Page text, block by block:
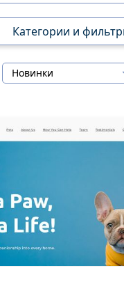
Категории и
Новинки